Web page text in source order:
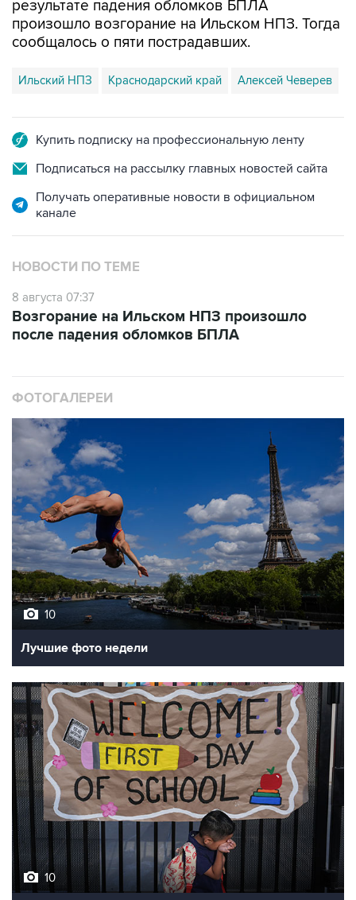
результате падения обломков БПЛА
произошло возгорание на Ильском НПЗ. Тогда
сообщалось о пяти пострадавших.
Ильский НПЗ Краснодарский край Алексей Чеверев
Купить подписку на профессиональную ленту
Подписаться на рассылку главных новостей сайта
Получать оперативные новости в официальном
канале
НОВОСТИ ПО ТЕМЕ
8 августа 07:37
Возгорание на Ильском НПЗ произошло
после падения обломков БПЛА
ФОТОГАЛЕРЕИ
10
Лучшие фото недели
10